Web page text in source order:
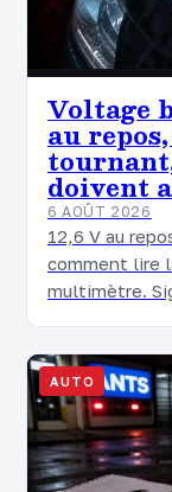
Voltage
au
doivent
6 AOÛT 2026
12,6 V au
comment lire
multimètre.
AUTO